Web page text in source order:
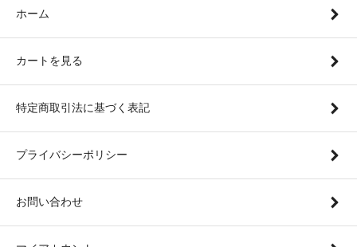
ホーム
カートを見る
特定商取引法に基づく表記
プライバシーポリシー
お問い合わせ